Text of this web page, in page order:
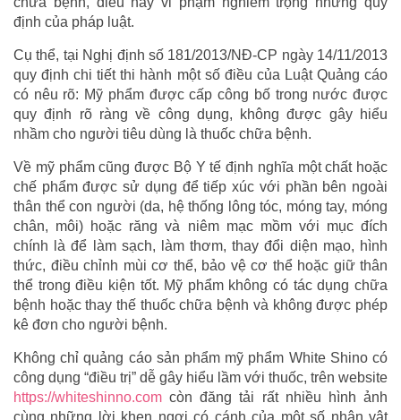
định của pháp luật.
Cụ thể, tại Nghị định số 181/2013/NĐ-CP ngày 14/11/2013
quy định chi tiết thi hành một số điều của Luật Quảng cáo
có nêu rõ: Mỹ phẩm được cấp công bố trong nước được
quy định rõ ràng về công dụng, không được gây hiểu
nhầm cho người tiêu dùng là thuốc chữa bệnh.
Về mỹ phẩm cũng được Bộ Y tế định nghĩa một chất hoặc
chế phẩm được sử dụng để tiếp xúc với phần bên ngoài
thân thể con người (da, hệ thống lông tóc, móng tay, móng
chân, môi) hoặc răng và niêm mạc mồm với mục đích
chính là để làm sạch, làm thơm, thay đổi diện mạo, hình
thức, điều chỉnh mùi cơ thể, bảo vệ cơ thể hoặc giữ thân
thể trong điều kiện tốt. Mỹ phẩm không có tác dụng chữa
bệnh hoặc thay thế thuốc chữa bệnh và không được phép
kê đơn cho người bệnh.
Không chỉ quảng cáo sản phẩm mỹ phẩm White Shino có
công dụng “điều trị” dễ gây hiểu lầm với thuốc, trên website
https://whiteshinno.com còn đăng tải rất nhiều hình ảnh